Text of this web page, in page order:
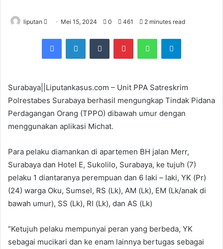
liputan
n
d
m
a
i
Mei 15, 2024 0 461 2 minutes read
Surabaya||Liputankasus.com – Unit PPA Satreskrim
Polrestabes Surabaya berhasil mengungkap Tindak Pidana
Perdagangan Orang (TPPO) dibawah umur dengan
menggunakan aplikasi Michat.
Para pelaku diamankan di apartemen BH jalan Merr,
Surabaya dan Hotel E, Sukolilo, Surabaya, ke tujuh (7)
pelaku 1 diantaranya perempuan dan 6 laki – laki, YK (Pr)
(24) warga Oku, Sumsel, RS (Lk), AM (Lk), EM (Lk/anak di
bawah umur), SS (Lk), RI (Lk), dan AS (Lk)
“Ketujuh pelaku mempunyai peran yang berbeda, YK
sebagai mucikari dan ke enam lainnya bertugas sebagai